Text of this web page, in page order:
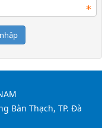
Bàn Thạch, TP. Đà